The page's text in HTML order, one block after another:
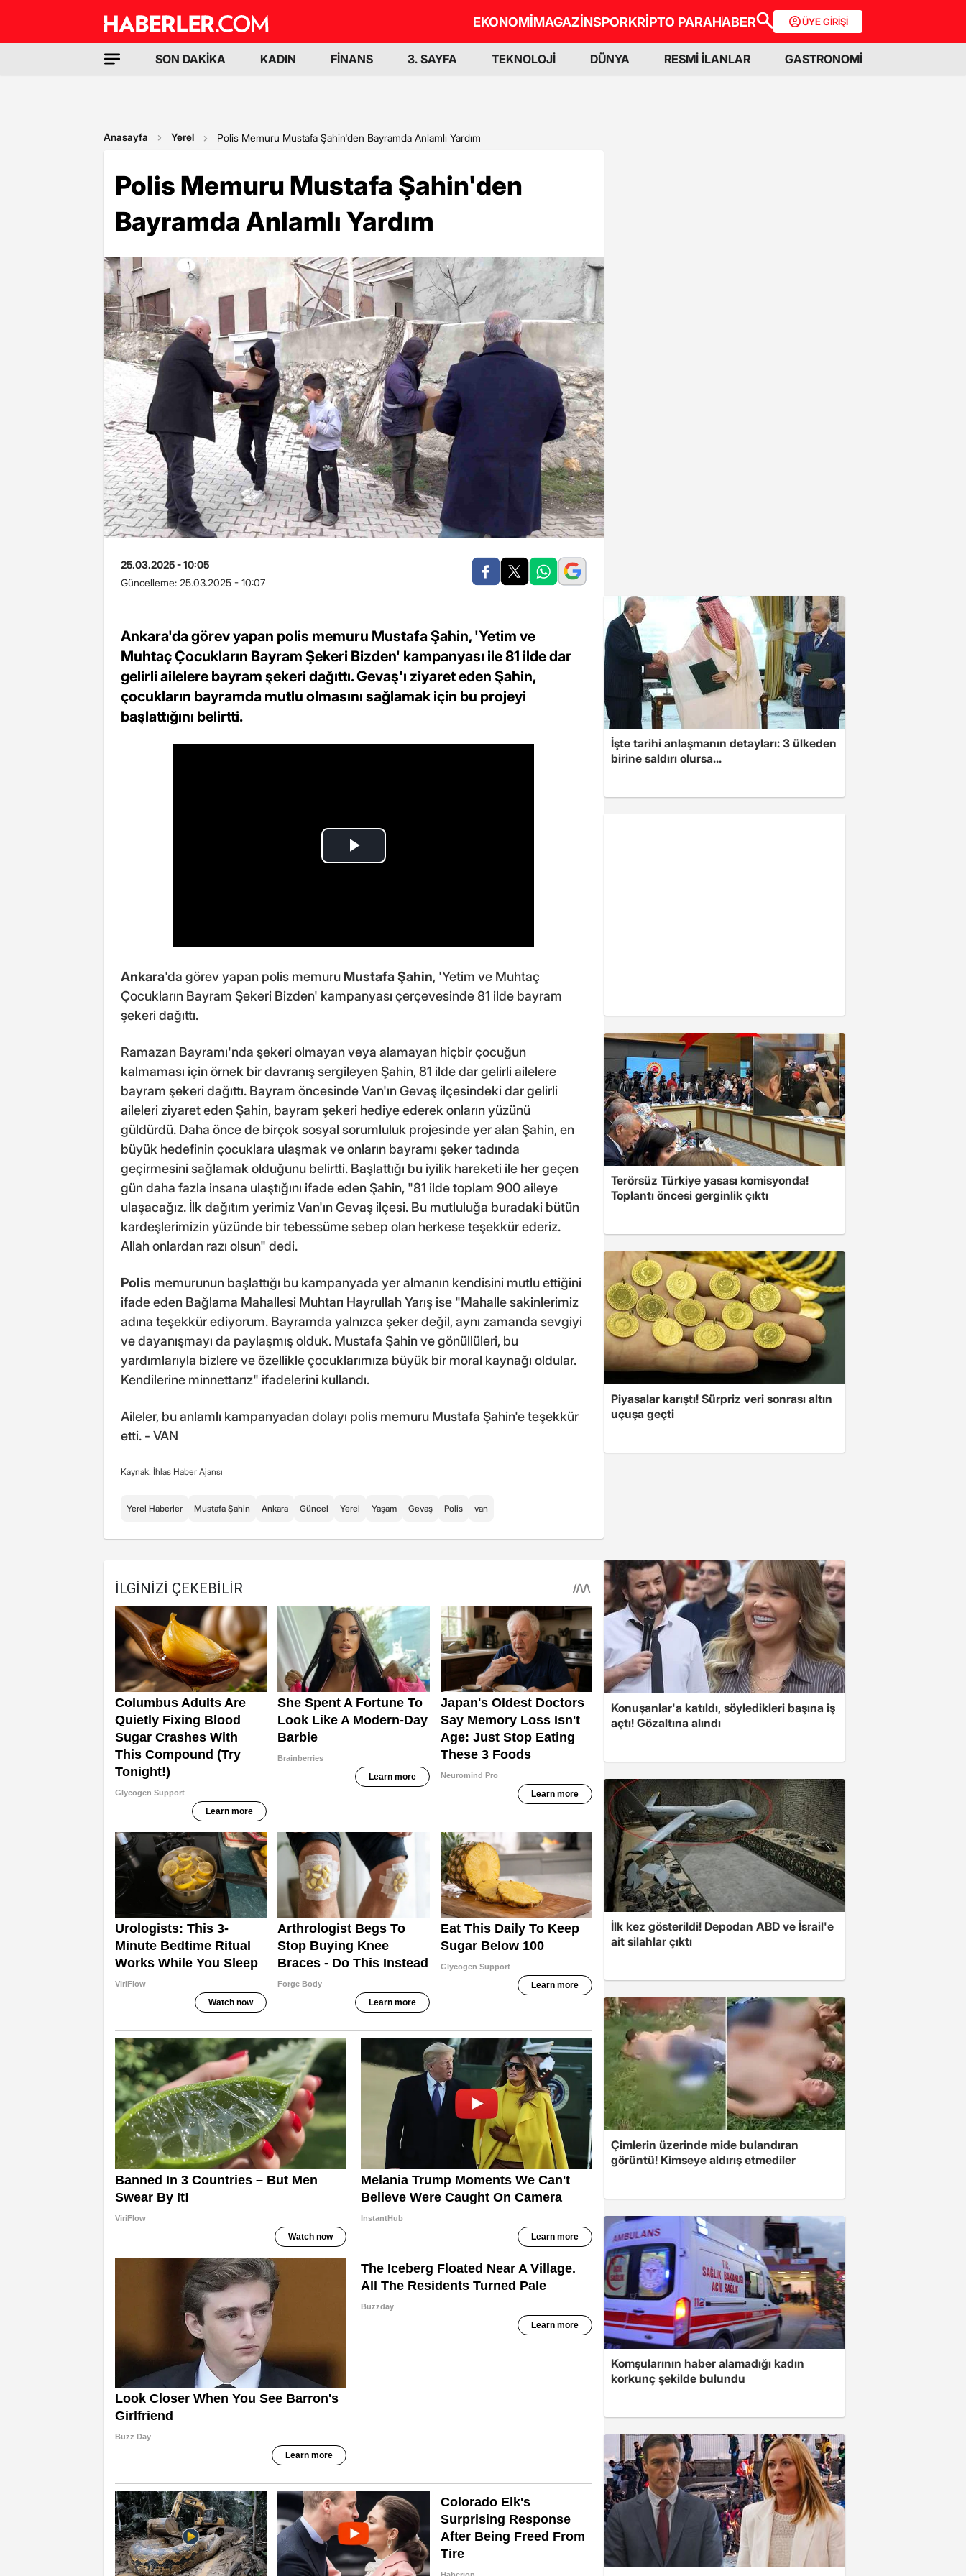
EKONOMİMAGAZİNSPORKRİPTO PARAHABER ÜYE GİRİŞİ
SON DAKİKA KADIN FİNANS 3. SAYFA TEKNOLOJİ DÜNYA RESMİ İLANLAR GASTRONOMİ
Anasayfa Yerel Polis Memuru Mustafa Şahin'den Bayramda Anlamlı Yardım
Polis Memuru Mustafa Şahin'den
Bayramda Anlamlı Yardım
25.03.2025 - 10:05
Güncelleme: 25.03.2025 - 10:07
Ankara'da görev yapan polis memuru Mustafa Şahin, 'Yetim ve
Muhtaç Çocukların Bayram Şekeri Bizden' kampanyası ile 81 ilde dar
gelirli ailelere bayram şekeri dağıttı. Gevaş'ı ziyaret eden Şahin,
çocukların bayramda mutlu olmasını sağlamak için bu projeyi
başlattığını belirtti.
Ankara'da görev yapan polis memuru Mustafa Şahin, 'Yetim ve Muhtaç
Çocukların Bayram Şekeri Bizden' kampanyası çerçevesinde 81 ilde bayram
şekeri dağıttı.
Ramazan Bayramı'nda şekeri olmayan veya alamayan hiçbir çocuğun
kalmaması için örnek bir davranış sergileyen Şahin, 81 ilde dar gelirli ailelere
bayram şekeri dağıttı. Bayram öncesinde Van'ın Gevaş ilçesindeki dar gelirli
aileleri ziyaret eden Şahin, bayram şekeri hediye ederek onların yüzünü
güldürdü. Daha önce de birçok sosyal sorumluluk projesinde yer alan Şahin, en
büyük hedefinin çocuklara ulaşmak ve onların bayramı şeker tadında
geçirmesini sağlamak olduğunu belirtti. Başlattığı bu iyilik hareketi ile her geçen
gün daha fazla insana ulaştığını ifade eden Şahin, "81 ilde toplam 900 aileye
ulaşacağız. İlk dağıtım yerimiz Van'ın Gevaş ilçesi. Bu mutluluğa buradaki bütün
kardeşlerimizin yüzünde bir tebessüme sebep olan herkese teşekkür ederiz.
Allah onlardan razı olsun" dedi.
Polis memurunun başlattığı bu kampanyada yer almanın kendisini mutlu ettiğini
ifade eden Bağlama Mahallesi Muhtarı Hayrullah Yarış ise "Mahalle sakinlerimiz
adına teşekkür ediyorum. Bayramda yalnızca şeker değil, aynı zamanda sevgiyi
ve dayanışmayı da paylaşmış olduk. Mustafa Şahin ve gönüllüleri, bu
yardımlarıyla bizlere ve özellikle çocuklarımıza büyük bir moral kaynağı oldular.
Kendilerine minnettarız" ifadelerini kullandı.
Aileler, bu anlamlı kampanyadan dolayı polis memuru Mustafa Şahin'e teşekkür
etti. - VAN
Kaynak: İhlas Haber Ajansı
Yerel Haberler Mustafa Şahin Ankara Güncel Yerel Yaşam Gevaş Polis van
İşte tarihi anlaşmanın detayları: 3 ülkeden
birine saldırı olursa...
Terörsüz Türkiye yasası komisyonda!
Toplantı öncesi gerginlik çıktı
Piyasalar karıştı! Sürpriz veri sonrası altın
uçuşa geçti
Konuşanlar'a katıldı, söyledikleri başına iş
açtı! Gözaltına alındı
İlk kez gösterildi! Depodan ABD ve İsrail'e
ait silahlar çıktı
Çimlerin üzerinde mide bulandıran
görüntü! Kimseye aldırış etmediler
Komşularının haber alamadığı kadın
korkunç şekilde bulundu